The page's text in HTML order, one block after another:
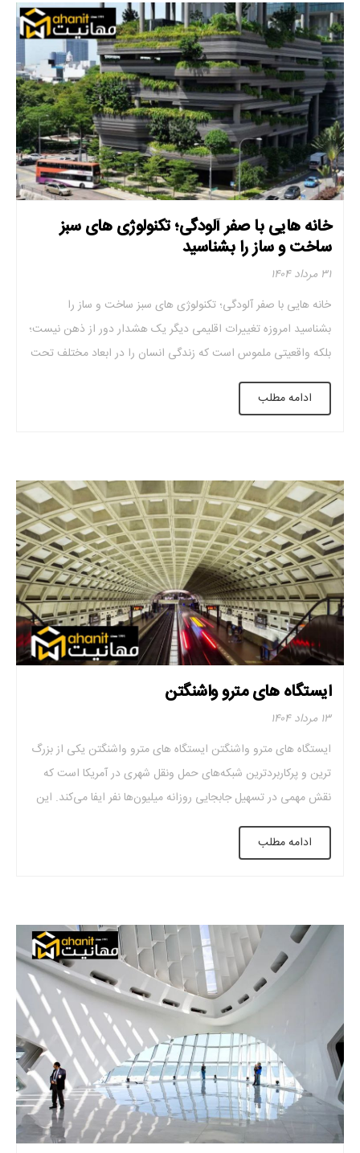
خانه هایی با صفر آلودگی؛ تکنولوژی های سبز
ساخت و ساز را بشناسید
۳۱ مرداد ۱۴۰۴
خانه هایی با صفر آلودگی؛ تکنولوژی های سبز ساخت و ساز را
بشناسید امروزه تغییرات اقلیمی دیگر یک هشدار دور از ذهن نیست؛
بلکه واقعیتی ملموس است که زندگی انسان را در ابعاد مختلف تحت
تأثیر قرار داده است. در این میان، صنعت ساخت ‌وساز به‌عنوان یکی
از بزرگ ‌ترین مصرف‌ کنندگان منابع طبیعی و […]
ادامه مطلب
ایستگاه های مترو واشنگتن
۱۳ مرداد ۱۴۰۴
ایستگاه های مترو واشنگتن ایستگاه های مترو واشنگتن یکی از بزرگ
‌ترین و پرکاربردترین شبکه‌های حمل ‌ونقل شهری در آمریکا است که
نقش مهمی در تسهیل جابجایی روزانه میلیون‌ها نفر ایفا می‌کند. این
شبکه گسترده، علاوه بر کاهش ترافیک و آلایندگی، به توسعه اقتصادی
و اجتماعی شهر واشنگتن کمک شایانی کرده است. در این میان، […]
ادامه مطلب